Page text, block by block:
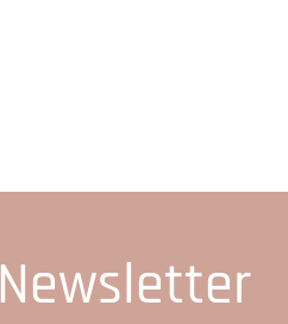
Newsletter